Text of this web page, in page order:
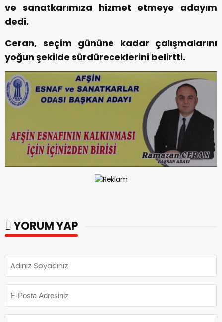
ve sanatkarımıza hizmet etmeye adayım
dedi.
Ceran, seçim gününe kadar çalışmalarını
yoğun şekilde sürdüreceklerini belirtti.
YORUM YAP